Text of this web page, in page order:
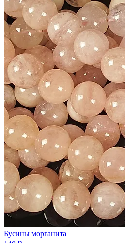
Бусины морганита